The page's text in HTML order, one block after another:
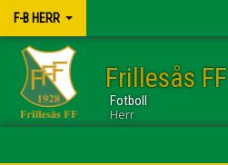
F-B HERR
Frillesås FF
Fotboll
Herr